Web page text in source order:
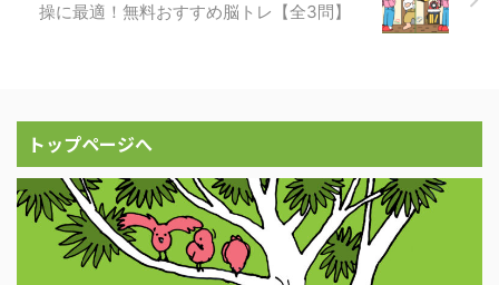
操に最適！無料おすすめ脳トレ【全3問】
トップページへ